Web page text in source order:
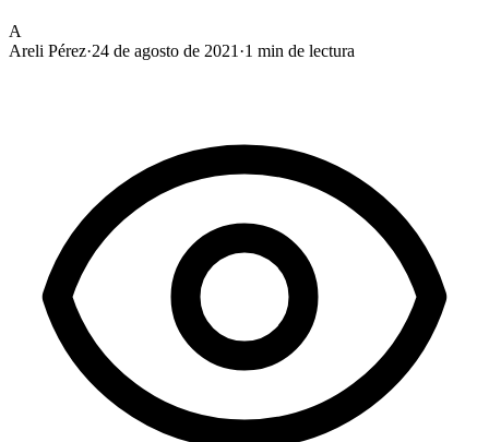
A
Areli Pérez·24 de agosto de 2021 ·1 min de lectura